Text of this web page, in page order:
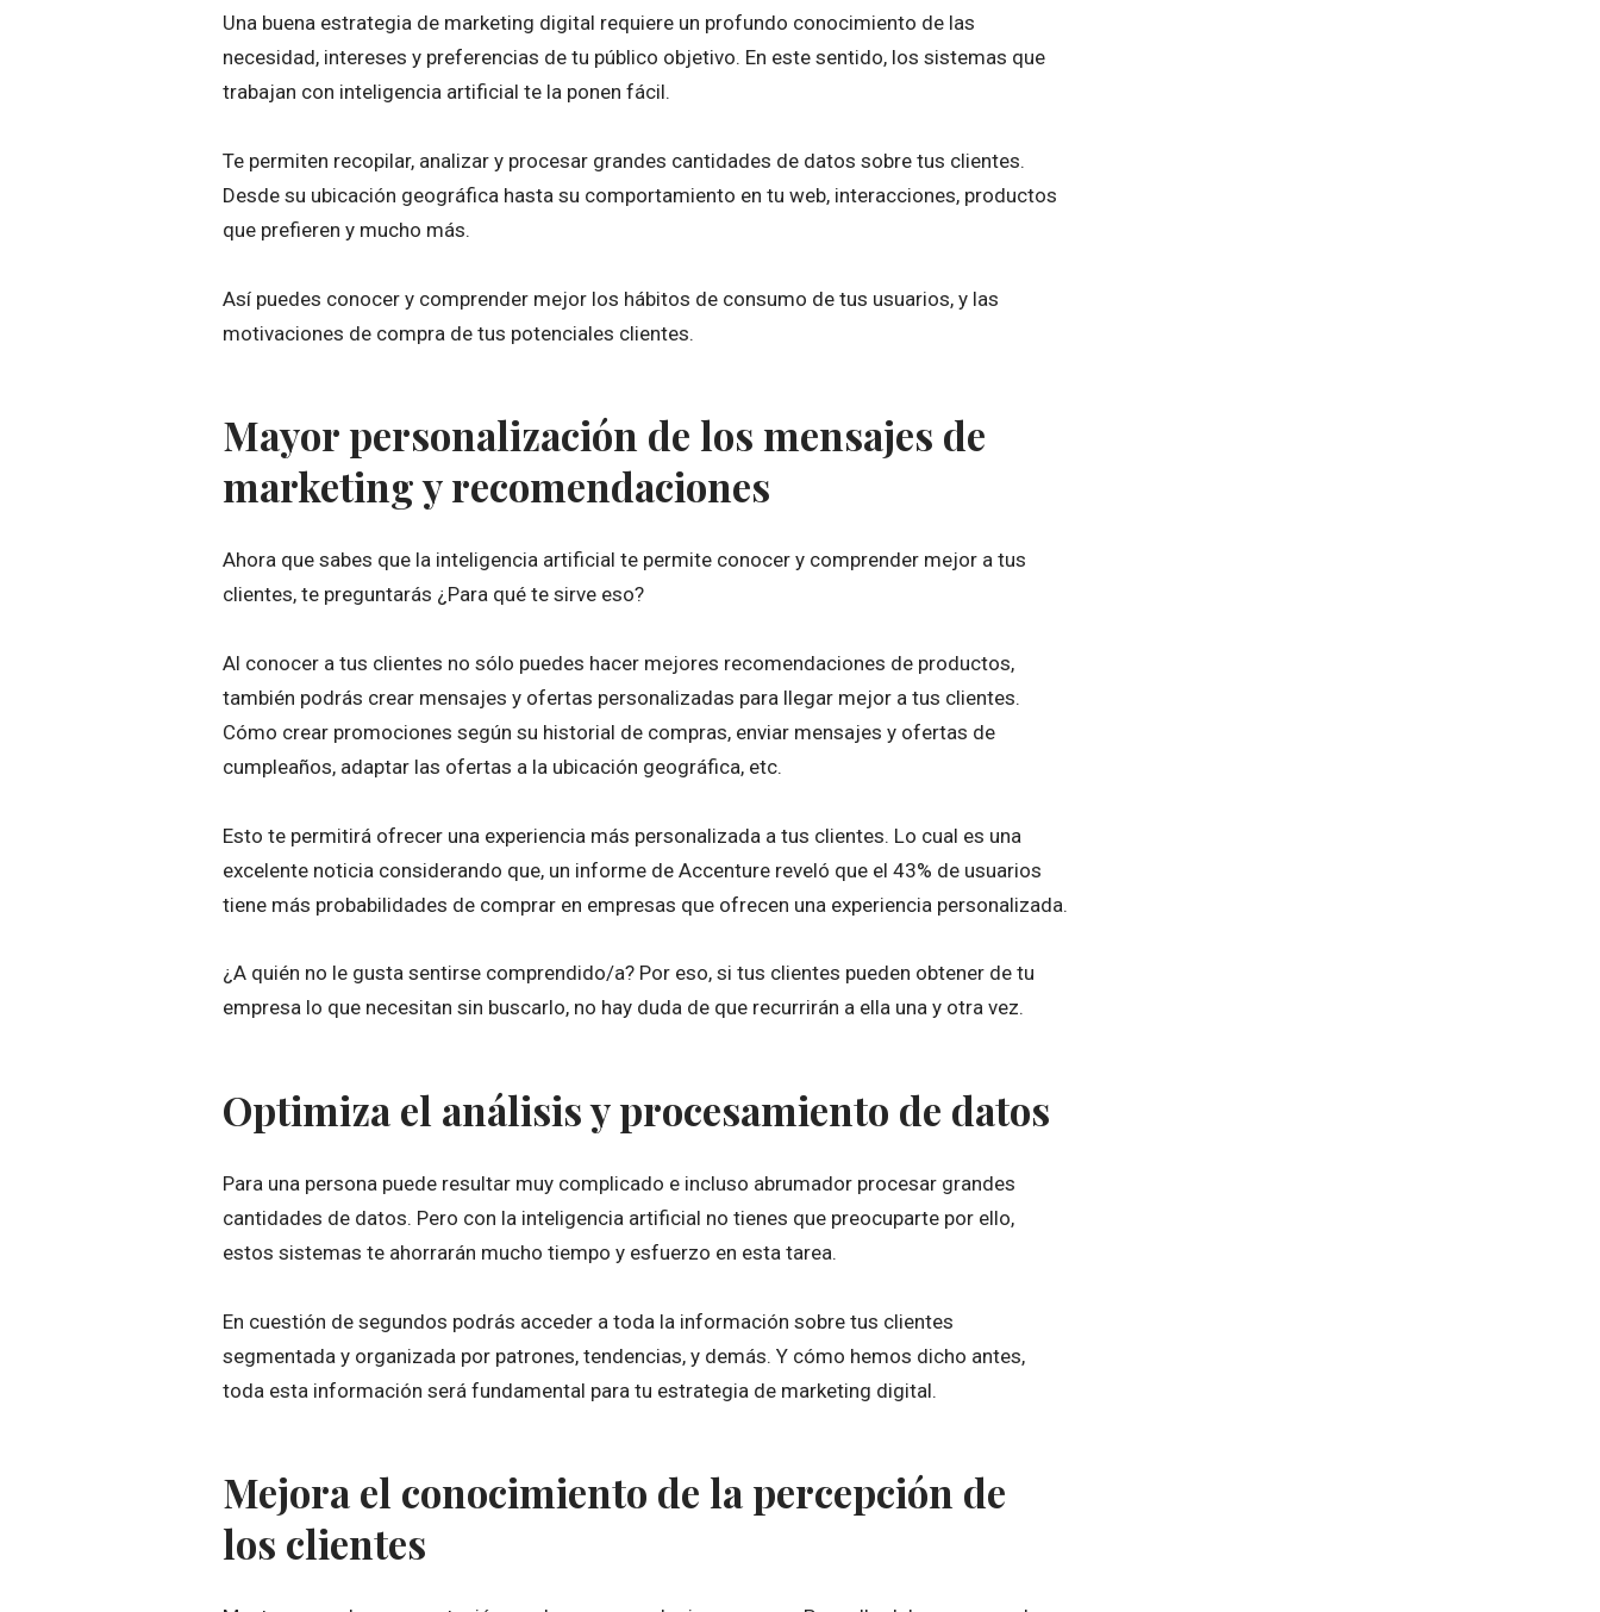
Una buena estrategia de marketing digital requiere un profundo conocimiento de las
necesidad, intereses y preferencias de tu público objetivo. En este sentido, los sistemas que
trabajan con inteligencia artificial te la ponen fácil.
Te permiten recopilar, analizar y procesar grandes cantidades de datos sobre tus clientes.
Desde su ubicación geográfica hasta su comportamiento en tu web, interacciones, productos
que prefieren y mucho más.
Así puedes conocer y comprender mejor los hábitos de consumo de tus usuarios, y las
motivaciones de compra de tus potenciales clientes.
Mayor personalización de los mensajes de
marketing y recomendaciones
Ahora que sabes que la inteligencia artificial te permite conocer y comprender mejor a tus
clientes, te preguntarás ¿Para qué te sirve eso?
Al conocer a tus clientes no sólo puedes hacer mejores recomendaciones de productos,
también podrás crear mensajes y ofertas personalizadas para llegar mejor a tus clientes.
Cómo crear promociones según su historial de compras, enviar mensajes y ofertas de
cumpleaños, adaptar las ofertas a la ubicación geográfica, etc.
Esto te permitirá ofrecer una experiencia más personalizada a tus clientes. Lo cual es una
excelente noticia considerando que, un informe de Accenture reveló que el 43% de usuarios
tiene más probabilidades de comprar en empresas que ofrecen una experiencia personalizada.
¿A quién no le gusta sentirse comprendido/a? Por eso, si tus clientes pueden obtener de tu
empresa lo que necesitan sin buscarlo, no hay duda de que recurrirán a ella una y otra vez.
Optimiza el análisis y procesamiento de datos
Para una persona puede resultar muy complicado e incluso abrumador procesar grandes
cantidades de datos. Pero con la inteligencia artificial no tienes que preocuparte por ello,
estos sistemas te ahorrarán mucho tiempo y esfuerzo en esta tarea.
En cuestión de segundos podrás acceder a toda la información sobre tus clientes
segmentada y organizada por patrones, tendencias, y demás. Y cómo hemos dicho antes,
toda esta información será fundamental para tu estrategia de marketing digital.
Mejora el conocimiento de la percepción de
los clientes